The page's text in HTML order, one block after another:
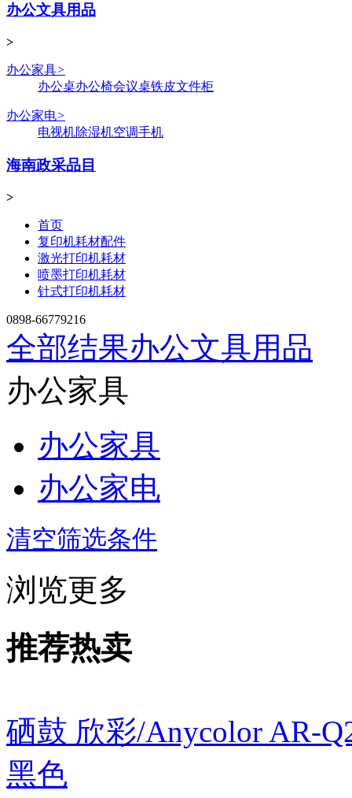
办公文具用品
>
办公家具>
办公桌办公椅会议桌铁皮文件柜
办公家电>
电视机除湿机空调手机
海南政采品目
>
首页
复印机耗材配件
激光打印机耗材
喷墨打印机耗材
针式打印机耗材
0898-66779216
全部结果办公文具用品
办公家具
办公家具
办公家电
清空筛选条件
浏览更多
推荐热卖
硒鼓 欣彩/Anycolor AR-
黑色